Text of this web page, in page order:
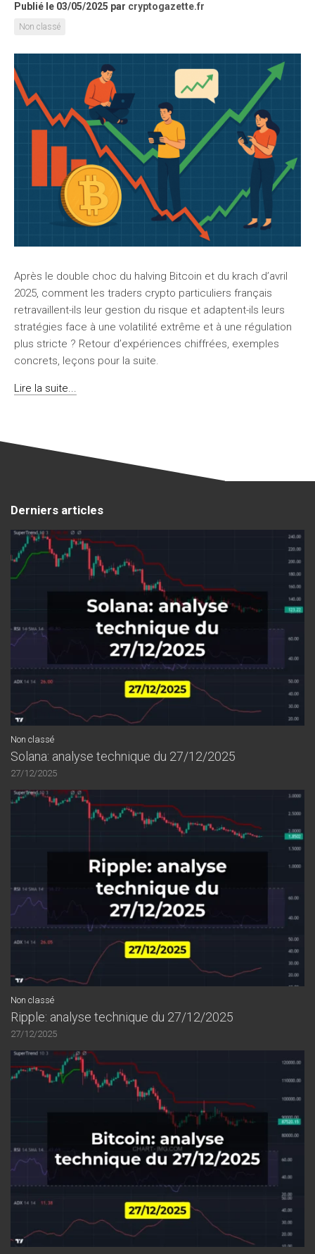
Publié le 03/05/2025 par cryptogazette.fr
Non classé
Après le double choc du halving Bitcoin et du krach d’avril
2025, comment les traders crypto particuliers français
retravaillent-ils leur gestion du risque et adaptent-ils leurs
stratégies face à une volatilité extrême et à une régulation
plus stricte ? Retour d’expériences chiffrées, exemples
concrets, leçons pour la suite.
Lire la suite...
Derniers articles
Non classé
Solana: analyse technique du 27/12/2025
27/12/2025
Non classé
Ripple: analyse technique du 27/12/2025
27/12/2025